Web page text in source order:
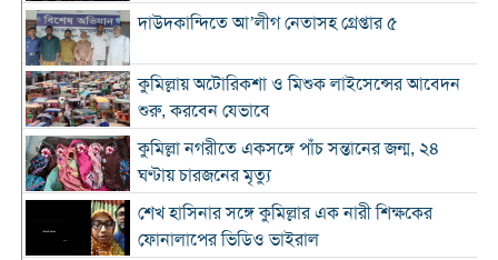
দাউদকান্দিতে আ’লীগ নেতাসহ গ্রেপ্তার ৫
কুমিল্লায় অটোরিকশা ও মিশুক লাইসেন্সের আবেদন
শুরু, করবেন যেভাবে
কুমিল্লা নগরীতে একসঙ্গে পাঁচ সন্তানের জন্ম, ২৪
ঘণ্টায় চারজনের মৃত্যু
শেখ হাসিনার সঙ্গে কুমিল্লার এক নারী শিক্ষকের
ফোনালাপের ভিডিও ভাইরাল